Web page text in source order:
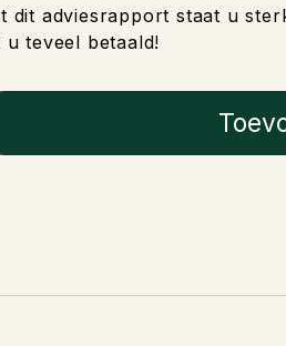
dit adviesrapport staat u
u teveel betaald!